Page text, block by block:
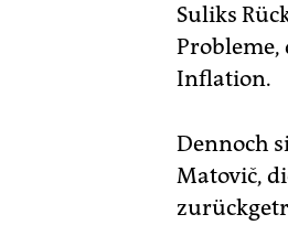
Suliks
Inflation.
Dennoch
Matovič,